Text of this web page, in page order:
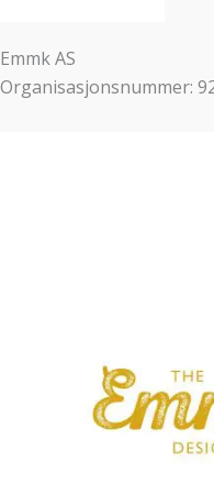
Emmk AS
Organisasjonsnummer: